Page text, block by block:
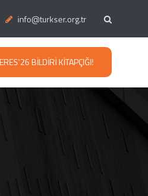
info@turkser.org.tr
BILDIRI KITAPÇIĞI!